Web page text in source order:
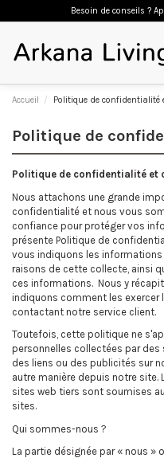
Besoin de conseils ?
Accueil Politique de confidentialité
Politique de
Politique de confidentialité et
Nous attachons une grande
confidentialité et nous vous
confiance pour protéger vos
présente Politique de
vous indiquons les
raisons de cette collecte, ainsi
ces informations. Nous y
indiquons comment les exercer
contactant notre service client.
Toutefois, cette politique ne
personnelles collectées par
des liens ou des publicités sur
autre manière depuis notre
sites web tiers sont soumises
sites.
Qui sommes-nous ?
La partie désignée par « nous »